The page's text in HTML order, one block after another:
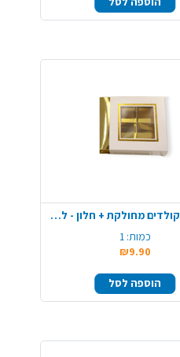
קופסת שוקולדים מחולקת + חלון - לבן זהב
כמות: 1
₪9.90
הוספה לסל